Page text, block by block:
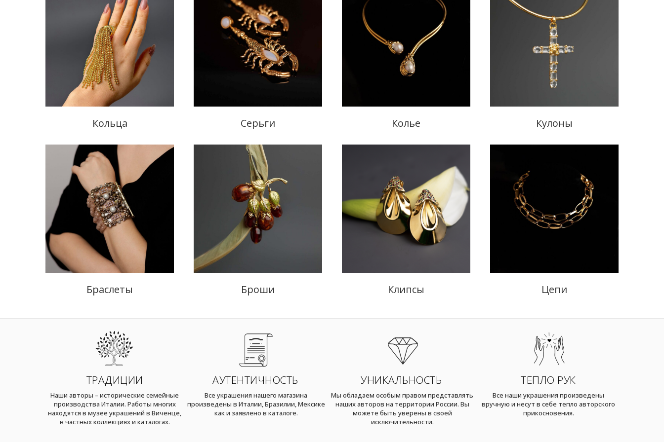
Кольца Серьги Колье Кулоны
Браслеты Броши Клипсы Цепи
ТРАДИЦИИ
Наши авторы – исторические семейные
производства Италии. Работы многих
находятся в музее украшений в Виченце,
в частных коллекциях и каталогах.
АУТЕНТИЧНОСТЬ
Все украшения нашего магазина
произведены в Италии, Бразилии, Мексике
как и заявлено в каталоге.
УНИКАЛЬНОСТЬ
Мы обладаем особым правом представлять
наших авторов на территории России. Вы
можете быть уверены в своей
исключительности.
ТЕПЛО РУК
Все наши украшения произведены
вручную и несут в себе тепло авторского
прикосновения.